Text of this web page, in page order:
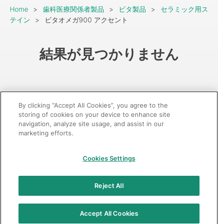
Breadcrumb
Home 歯科医療関係者製品 ビタ製品
セラミック用ス
テイン
ビタオメガ900 アクセント
結果が見つかりません
GC：特定商取引法に基づく表記
無断転載禁止
当サイトの利用条件
個人情報保護方針
クッキーポリシー
透明性に関する指針
クアラルンプール原則対応方針
By clicking “Accept All Cookies”, you agree to the
storing of cookies on your device to enhance site
navigation, analyze site usage, and assist in our
marketing efforts.
Cookies Settings
Reject All
Accept All Cookies